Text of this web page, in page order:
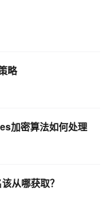
略
加密算法如何处理
从哪获取？